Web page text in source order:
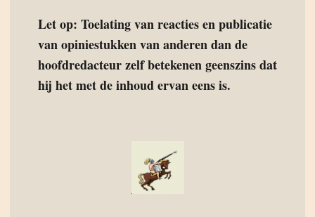
Let op: Toelating van reacties en publicatie
van opiniestukken van anderen dan de
hoofdredacteur zelf betekenen geenszins dat
hij het met de inhoud ervan eens is.